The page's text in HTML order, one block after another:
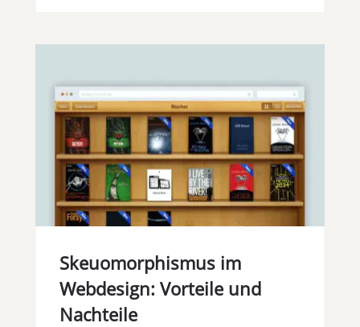
Skeuomorphismus im
Webdesign: Vorteile und
Nachteile